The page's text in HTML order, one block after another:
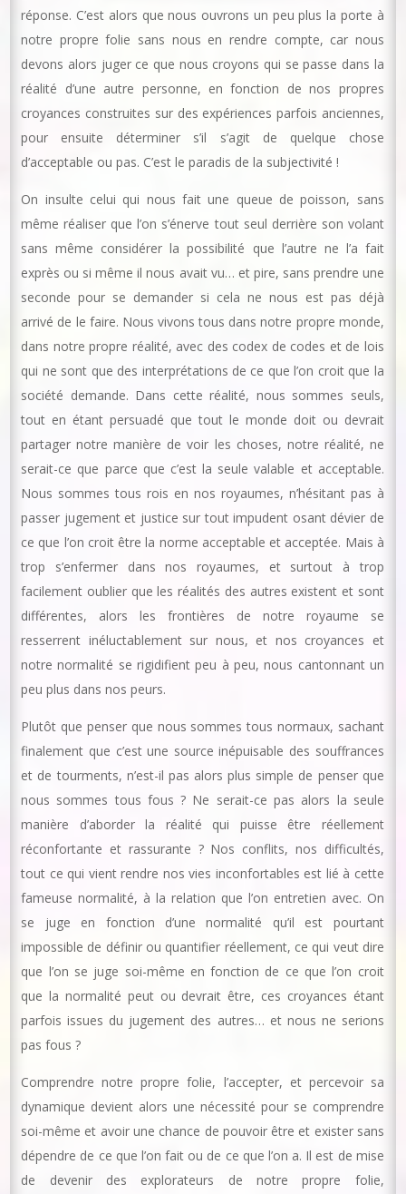
réponse. C’est alors que nous ouvrons un peu plus la porte à
notre propre folie sans nous en rendre compte, car nous
devons alors juger ce que nous croyons qui se passe dans la
réalité d’une autre personne, en fonction de nos propres
croyances construites sur des expériences parfois anciennes,
pour ensuite déterminer s’il s’agit de quelque chose
d’acceptable ou pas. C’est le paradis de la subjectivité !
On insulte celui qui nous fait une queue de poisson, sans
même réaliser que l’on s’énerve tout seul derrière son volant
sans même considérer la possibilité que l’autre ne l’a fait
exprès ou si même il nous avait vu… et pire, sans prendre une
seconde pour se demander si cela ne nous est pas déjà
arrivé de le faire. Nous vivons tous dans notre propre monde,
dans notre propre réalité, avec des codex de codes et de lois
qui ne sont que des interprétations de ce que l’on croit que la
société demande. Dans cette réalité, nous sommes seuls,
tout en étant persuadé que tout le monde doit ou devrait
partager notre manière de voir les choses, notre réalité, ne
serait-ce que parce que c’est la seule valable et acceptable.
Nous sommes tous rois en nos royaumes, n’hésitant pas à
passer jugement et justice sur tout impudent osant dévier de
ce que l’on croit être la norme acceptable et acceptée. Mais à
trop s’enfermer dans nos royaumes, et surtout à trop
facilement oublier que les réalités des autres existent et sont
différentes, alors les frontières de notre royaume se
resserrent inéluctablement sur nous, et nos croyances et
notre normalité se rigidifient peu à peu, nous cantonnant un
peu plus dans nos peurs.
Plutôt que penser que nous sommes tous normaux, sachant
finalement que c’est une source inépuisable des souffrances
et de tourments, n’est-il pas alors plus simple de penser que
nous sommes tous fous ? Ne serait-ce pas alors la seule
manière d’aborder la réalité qui puisse être réellement
réconfortante et rassurante ? Nos conflits, nos difficultés,
tout ce qui vient rendre nos vies inconfortables est lié à cette
fameuse normalité, à la relation que l’on entretien avec. On
se juge en fonction d’une normalité qu’il est pourtant
impossible de définir ou quantifier réellement, ce qui veut dire
que l’on se juge soi-même en fonction de ce que l’on croit
que la normalité peut ou devrait être, ces croyances étant
parfois issues du jugement des autres… et nous ne serions
pas fous ?
Comprendre notre propre folie, l’accepter, et percevoir sa
dynamique devient alors une nécessité pour se comprendre
soi-même et avoir une chance de pouvoir être et exister sans
dépendre de ce que l’on fait ou de ce que l’on a. Il est de mise
de devenir des explorateurs de notre propre folie,